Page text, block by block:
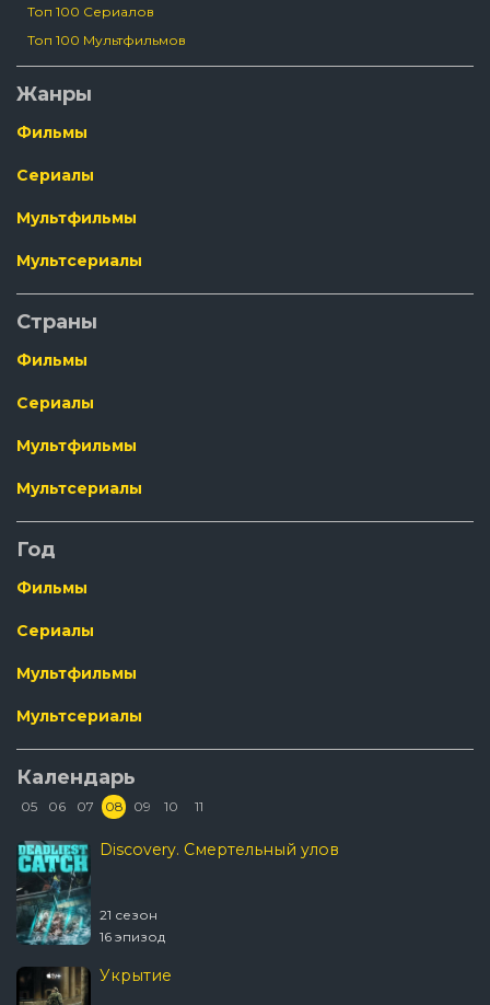
Топ 100 Сериалов
Топ 100 Мультфильмов
Жанры
Фильмы
Сериалы
Мультфильмы
Мультсериалы
Страны
Фильмы
Сериалы
Мультфильмы
Мультсериалы
Год
Фильмы
Сериалы
Мультфильмы
Мультсериалы
Календарь
05 06 07 08 09 10 11
Discovery. Смертельный улов
21 сезон
16 эпизод
Укрытие